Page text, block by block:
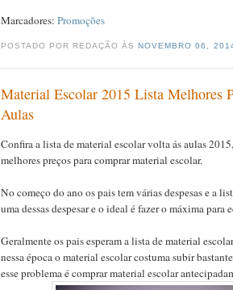
Marcadores: Promoções
POSTADO POR REDAÇÃO ÀSNOVEMBRO 06,
Material Escolar 2015 Lista Melhores
Aulas
Confira a lista de material escolar volta ás aulas
melhores preços para comprar material escolar.
No começo do ano os pais tem várias despesas e a
uma dessas despesar e o ideal é fazer o máxima para
Geralmente os pais esperam a lista de material
nessa época o material escolar costuma subir
esse problema é comprar material escolar